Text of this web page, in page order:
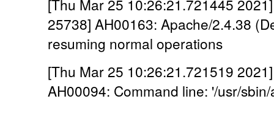
[Thu Mar 25 10:26:21.721445
25738] AH00163: Apache/2.4.38
resuming normal operations
[Thu Mar 25 10:26:21.721519
AH00094: Command line: '/usr/